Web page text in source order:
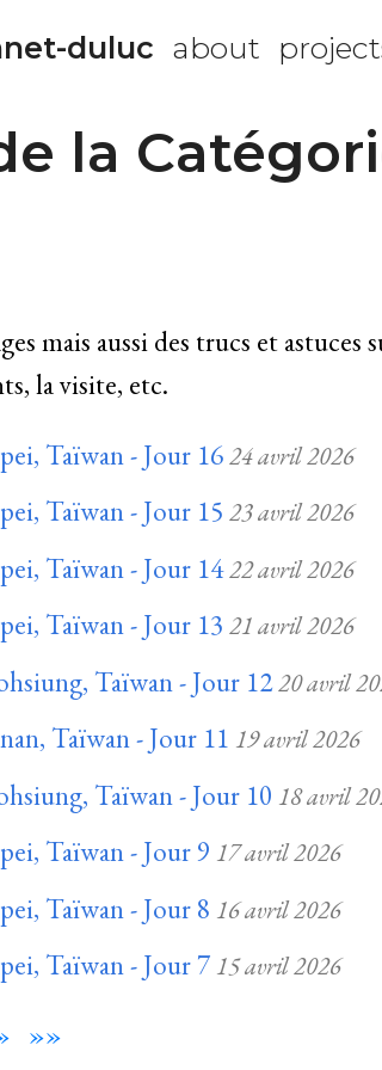
duluc about
la
mais aussi des trucs et
la visite, etc.
Taïwan - Jour 1624 avril 2026
Taïwan - Jour 15 23 avril 2026
Taïwan - Jour 1422 avril 2026
Taïwan - Jour 13 21 avril 2026
Taïwan - Jour 1220 avril
Taïwan - Jour 11 19 avril 2026
Taïwan - Jour 10 18 avril
Taïwan - Jour 9 17 avril 2026
Taïwan - Jour 8 16 avril 2026
Taïwan - Jour 7 15 avril 2026
»»